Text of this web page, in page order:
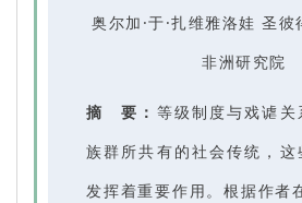
奥尔加·于·扎维雅洛娃 圣
非洲研究院
摘 要： 等级制度与戏谑
族群所共有的社会传统，这
发挥着重要作用。根据作者